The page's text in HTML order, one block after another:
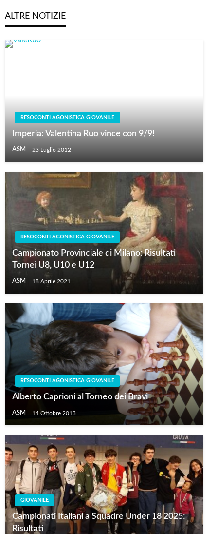
ALTRE NOTIZIE
RESOCONTI AGONISTICA GIOVANILE
Imperia: Valentina Ruo vince con 9/9!
ASM 23 Luglio 2012
RESOCONTI AGONISTICA GIOVANILE
Campionato Provinciale di Milano: Risultati
Tornei U8, U10 e U12
ASM 18 Aprile 2021
RESOCONTI AGONISTICA GIOVANILE
Alberto Caprioni al Torneo dei Bravi
ASM 14 Ottobre 2013
GIOVANILE
Campionati Italiani a Squadre Under 18 2025:
Risultati